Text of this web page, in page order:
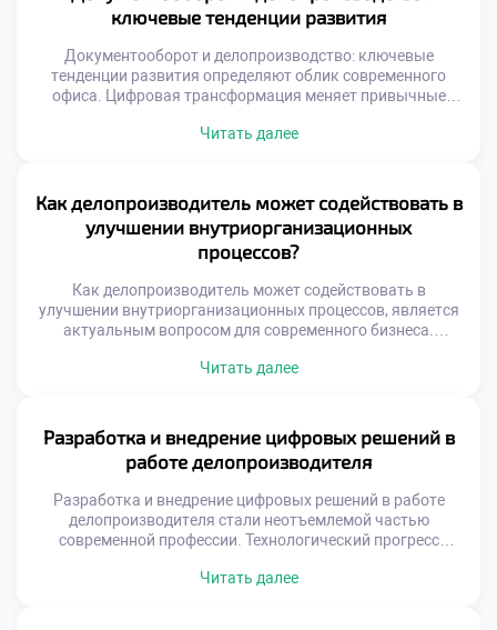
сотрудника. Понимание природы угроз позволяет
предотвращать проблемы до их возникновения. Риски
ключевые тенденции развития
Документооборот и делопроизводство: ключевые
тенденции развития определяют облик современного
офиса. Цифровая трансформация меняет привычные
уступают место интеллектуальным системам. Специалист
на рынке труда. Тенденции затрагивают не только
технику, но и процессы. Меняются стандарты
взаимодействия между сотрудниками и отделами.
Ускоряется […]
Читать далее
Как делопроизводитель может содействовать в
улучшении внутриорганизационных
процессов?
Как делопроизводитель может содействовать в
улучшении внутриорганизационных процессов, является
актуальным вопросом для современного бизнеса.
обладает уникальным обзором деятельности компании.
системные проблемы, скрытые от узких специалистов.
Делопроизводитель способен выступать агентом
позитивных организационных изменений. Его роль
трансформируется из исполнителя в оптимизатора […]
Читать далее
Разработка и внедрение цифровых решений в
работе делопроизводителя
Разработка и внедрение цифровых решений в работе
делопроизводителя стали неотъемлемой частью
современной профессии. Технологический прогресс
документацией и информацией. Специалист сегодня
Читать далее